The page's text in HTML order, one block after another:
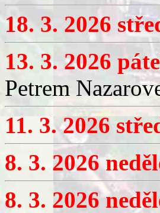
18. 3. 2026
13. 3. 2026
Petrem
11. 3. 2026
8. 3. 2026
8. 3. 2026